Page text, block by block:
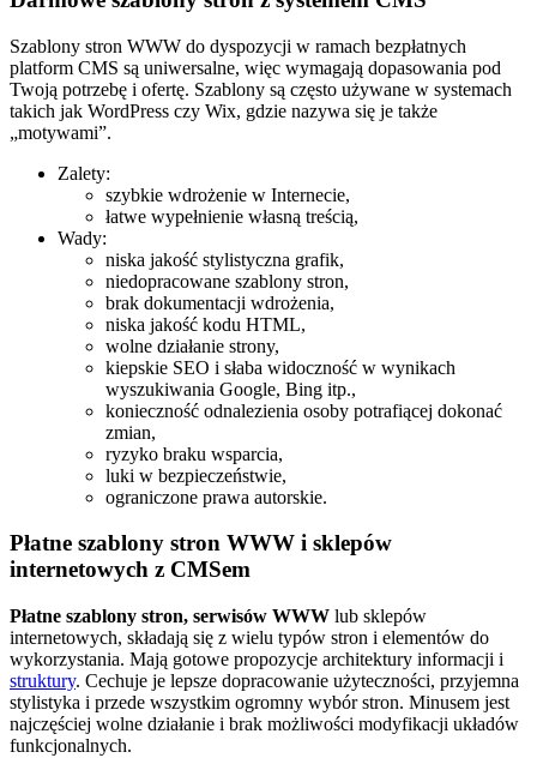
Szablony stron WWW do dyspozycji w ramach bezpłatnych
platform CMS są uniwersalne, więc wymagają dopasowania pod
Twoją potrzebę i ofertę. Szablony są często używane w systemach
takich jak WordPress czy Wix, gdzie nazywa się je także
„motywami”.
Zalety:
szybkie wdrożenie w Internecie,
łatwe wypełnienie własną treścią,
Wady:
niska jakość stylistyczna grafik,
niedopracowane szablony stron,
brak dokumentacji wdrożenia,
niska jakość kodu HTML,
wolne działanie strony,
kiepskie SEO i słaba widoczność w wynikach
wyszukiwania Google, Bing itp.,
konieczność odnalezienia osoby potrafiącej dokonać
zmian,
ryzyko braku wsparcia,
luki w bezpieczeństwie,
ograniczone prawa autorskie.
Płatne szablony stron WWW i sklepów
internetowych z CMSem
Płatne szablony stron, serwisów WWW lub sklepów
internetowych, składają się z wielu typów stron i elementów do
wykorzystania. Mają gotowe propozycje architektury informacji i
struktury. Cechuje je lepsze dopracowanie użyteczności, przyjemna
stylistyka i przede wszystkim ogromny wybór stron. Minusem jest
najczęściej wolne działanie i brak możliwości modyfikacji układów
funkcjonalnych.